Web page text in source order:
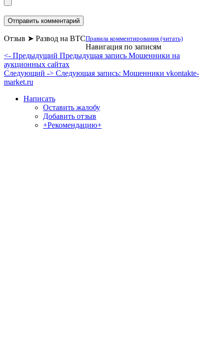
Правила комментирования (читать)
Отзыв ➤ Развод на BTC
Навигация по записям
<- Предыдущий Предыдущая запись Мошенники на
аукционных сайтах
Следующий -> Следующая запись: Мошенники vkontakte-
market.ru
Написать
Оставить жалобу
Добавить отзыв
+Рекомендацию+